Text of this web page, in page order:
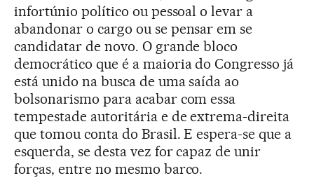
infortúnio político ou pessoal o levar a
abandonar o cargo ou se pensar em se
candidatar de novo. O grande bloco
democrático que é a maioria do Congresso já
está unido na busca de uma saída ao
bolsonarismo para acabar com essa
tempestade autoritária e de extrema-direita
que tomou conta do Brasil. E espera-se que a
esquerda, se desta vez for capaz de unir
forças, entre no mesmo barco.